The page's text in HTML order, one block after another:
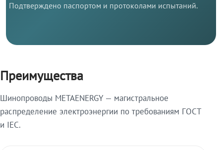
Подтверждено паспортом и протоколами испытаний.
Преимущества
Шинопроводы METAENERGY — магистральное
распределение электроэнергии по требованиям ГОСТ
и IEC.